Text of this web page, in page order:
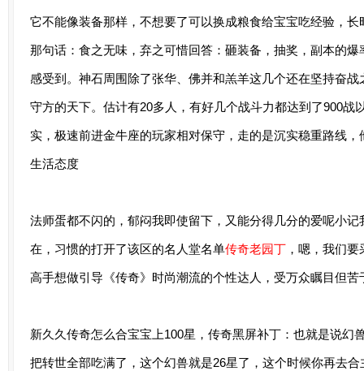
它不能像装备那样，不想要了可以换成粮食给宝宝吃经验，
那句话：食之无味，弃之可惜回答：砸装备，抽奖，副本的
感受到。神石周围除了张华、佛并和羔羊这几个还在坚持奋
守方的天下。估计有20多人，有好几个战斗力都达到了900战
实，极速前进金牛座的玩家相对保守，走的是沉实稳重路线
生活态度
法师蛋都不闪的，郁闷我即使留下，又能分得几分的爱呢小
在，习惯的打开了该区的名人堂名单传奇老园丁 ，嗯，我们
高手想做引导《传奇》时尚潮流的个性达人，受万众瞩目但
新久久传奇怎么合宝宝上100星，传奇黑屏补丁：也就是说幻
把转世全部吃满了，这个幻兽就是26星了，这个时候你再去